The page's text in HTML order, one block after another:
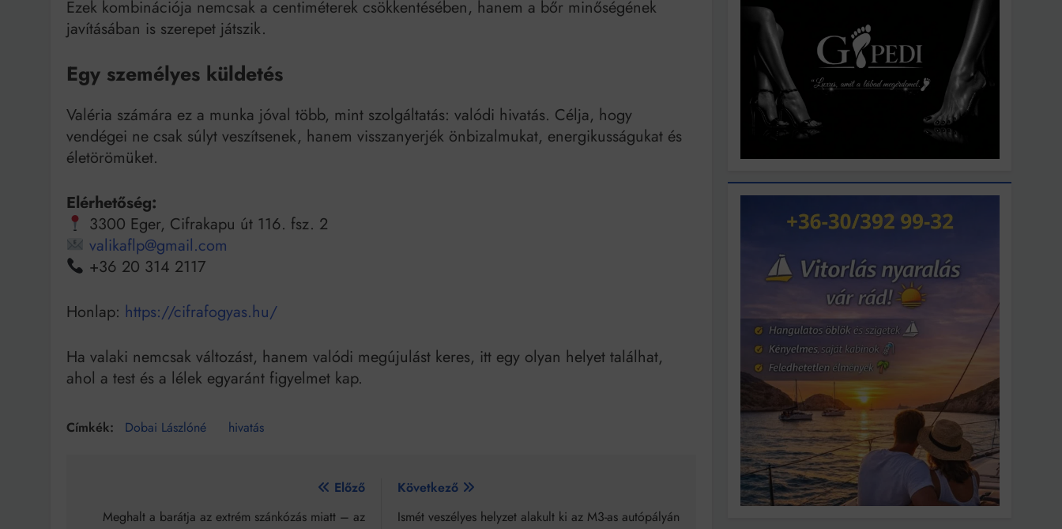
Ezek kombinációja nemcsak a centiméterek csökkentésében, hanem a bőr minőségének
javításában is szerepet játszik.
Egy személyes küldetés
Valéria számára ez a munka jóval több, mint szolgáltatás: valódi hivatás. Célja, hogy
vendégei ne csak súlyt veszítsenek, hanem visszanyerjék önbizalmukat, energikusságukat és
életörömüket.
Elérhetőség:
3300 Eger, Cifrakapu út 116. fsz. 2
valikaflp@gmail.com
+36 20 314 2117
Honlap: https://cifrafogyas.hu/
Ha valaki nemcsak változást, hanem valódi megújulást keres, itt egy olyan helyet találhat,
ahol a test és a lélek egyaránt figyelmet kap.
Dobai Lászlóné hivatás
navigáció
Előző
Meghalt a barátja az extrém szánkózás miatt – az
Következő
Ismét veszélyes helyzet alakult ki az M3-as autópályán